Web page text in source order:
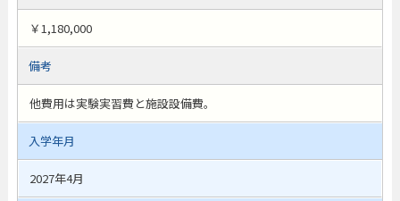
￥1,180,000
備考
他費用は実験実習費と施設設備費。
入学年月
2027年4月